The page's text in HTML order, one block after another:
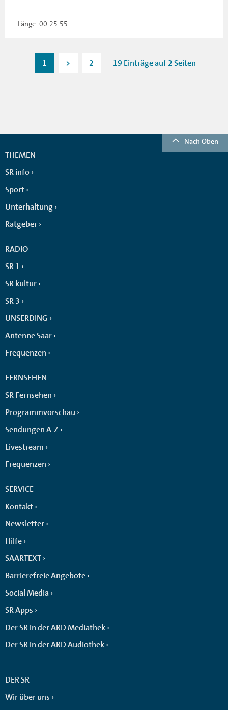
Länge: 00:25:55
1 > 2 19 Einträge auf 2 Seiten
Nach Oben
THEMEN
SR info
Sport
Unterhaltung
Ratgeber
RADIO
SR 1
SR kultur
SR 3
UNSERDING
Antenne Saar
Frequenzen
FERNSEHEN
SR Fernsehen
Programmvorschau
Sendungen A-Z
Livestream
Frequenzen
SERVICE
Kontakt
Newsletter
Hilfe
SAARTEXT
Barrierefreie Angebote
Social Media
SR Apps
Der SR in der ARD Mediathek
Der SR in der ARD Audiothek
DER SR
Wir über uns